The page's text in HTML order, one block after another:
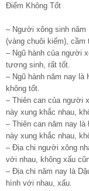
Điểm Không Tốt
– Người xông sinh năm
(vàng chuôi kiếm),
– Ngũ hành của người
tương sinh, rất tốt.
– Ngũ hành năm nay là
không tốt.
– Thiên can của người
này xung khắc nhau,
– Thiên can năm nay
này xung khắc nhau,
– Địa chi người xông
với nhau, không xấu
– Địa chi năm nay là
hình với nhau, xấu.